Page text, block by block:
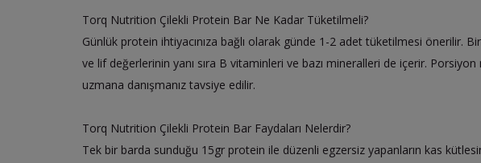
Torq Nutrition Çilekli Protein Bar Ne Kadar Tüketilmeli?
Günlük protein ihtiyacınıza bağlı olarak günde 1-2 adet tüketilmesi önerilir.
ve lif değerlerinin yanı sıra B vitaminleri ve bazı mineralleri de içerir.
uzmana danışmanız tavsiye edilir.
Torq Nutrition Çilekli Protein Bar Faydaları Nelerdir?
Tek bir barda sunduğu 15gr protein ile düzenli egzersiz yapanların kas